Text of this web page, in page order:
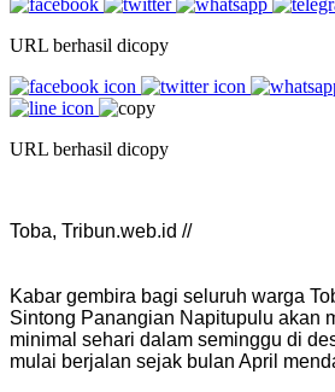
URL berhasil dicopy
URL berhasil dicopy
Toba, Tribun.web.id //
Kabar gembira bagi seluruh warga
Sintong Panangian Napitupulu akan
minimal sehari dalam seminggu di
mulai berjalan sejak bulan April